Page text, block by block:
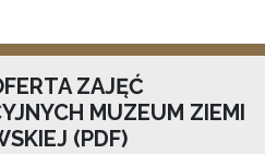
ZAJĘĆ
MUZEUM ZIEMI
(PDF)